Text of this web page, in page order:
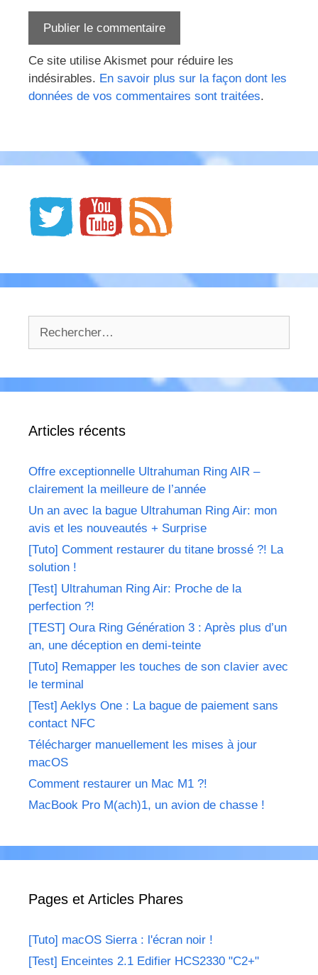
Ce site utilise Akismet pour réduire les
indésirables. En savoir plus sur la façon dont les
données de vos commentaires sont traitées.
Articles récents
Offre exceptionnelle Ultrahuman Ring AIR –
clairement la meilleure de l’année
Un an avec la bague Ultrahuman Ring Air: mon
avis et les nouveautés + Surprise
[Tuto] Comment restaurer du titane brossé ?! La
solution !
[Test] Ultrahuman Ring Air: Proche de la
perfection ?!
[TEST] Oura Ring Génération 3 : Après plus d’un
an, une déception en demi-teinte
[Tuto] Remapper les touches de son clavier avec
le terminal
[Test] Aeklys One : La bague de paiement sans
contact NFC
Télécharger manuellement les mises à jour
macOS
Comment restaurer un Mac M1 ?!
MacBook Pro M(ach)1, un avion de chasse !
Pages et Articles Phares
[Tuto] macOS Sierra : l'écran noir !
[Test] Enceintes 2.1 Edifier HCS2330 "C2+"